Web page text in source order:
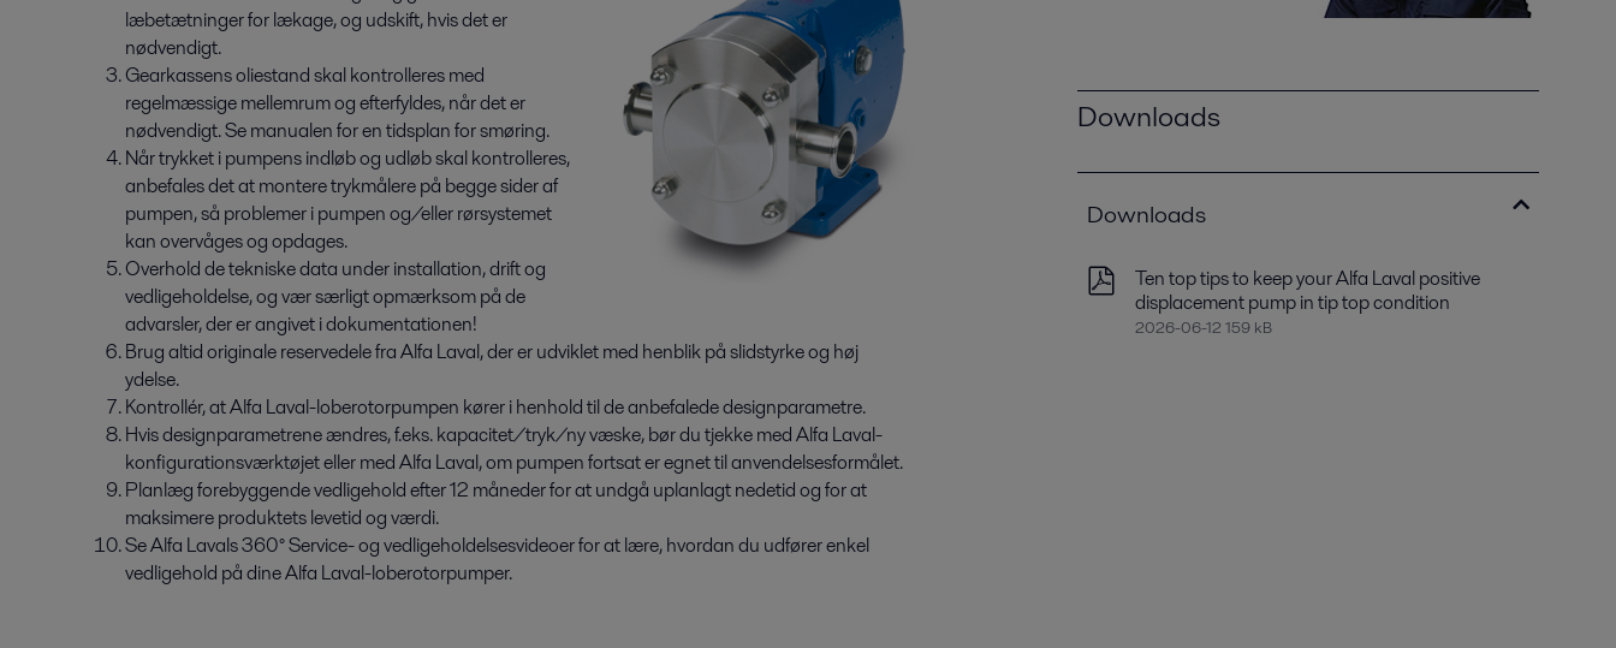
læbetætninger for lækage, og udskift, hvis det er
nødvendigt.
Gearkassens oliestand skal kontrolleres med
regelmæssige mellemrum og efterfyldes, når det er
nødvendigt. Se manualen for en tidsplan for smøring.
Når trykket i pumpens indløb og udløb skal kontrolleres,
anbefales det at montere trykmålere på begge sider af
pumpen, så problemer i pumpen og/eller rørsystemet
kan overvåges og opdages.
Overhold de tekniske data under installation, drift og
vedligeholdelse, og vær særligt opmærksom på de
advarsler, der er angivet i dokumentationen!
Brug altid originale reservedele fra Alfa Laval, der er udviklet med henblik på slidstyrke og høj
ydelse.
Kontrollér, at Alfa Laval-loberotorpumpen kører i henhold til de anbefalede designparametre.
Hvis designparametrene ændres, f.eks. kapacitet/tryk/ny væske, bør du tjekke med Alfa Laval-
konfigurationsværktøjet eller med Alfa Laval, om pumpen fortsat er egnet til anvendelsesformålet.
Planlæg forebyggende vedligehold efter 12 måneder for at undgå uplanlagt nedetid og for at
maksimere produktets levetid og værdi.
Se Alfa Lavals 360° Service- og vedligeholdelsesvideoer for at lære, hvordan du udfører enkel
vedligehold på dine Alfa Laval-loberotorpumper.
Downloads
Downloads
Ten top tips to keep your Alfa Laval positive
displacement pump in tip top condition
2026-06-12 159 kB